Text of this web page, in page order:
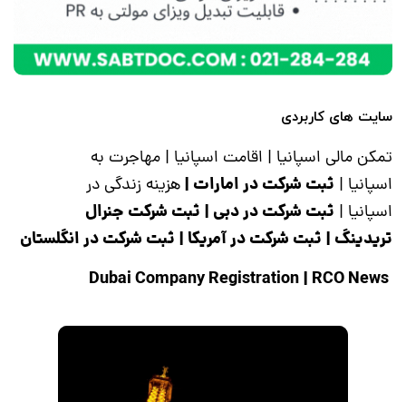
سایت های کاربردی
تمکن مالی اسپانیا | اقامت اسپانیا | مهاجرت به
اسپانیا | ثبت شرکت در امارات |هزینه زندگی در
اسپانیا | ثبت شرکت در دبی | ثبت شرکت جنرال
تریدینگ | ثبت شرکت در آمریکا | ثبت شرکت در انگلستان
| RCO News